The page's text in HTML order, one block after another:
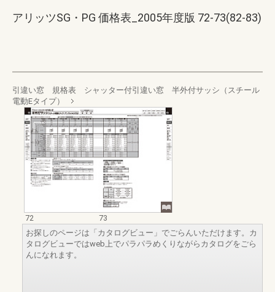
アリッツSG・PG 価格表_2005年度版 72-73(82-83)
引違い窓 規格表 シャッター付引違い窓 半外付サッシ（スチール
電動Eタイプ）
72
73
お探しのページは「カタログビュー」でごらんいただけます。カ
タログビューではweb上でパラパラめくりながらカタログをごら
んになれます。